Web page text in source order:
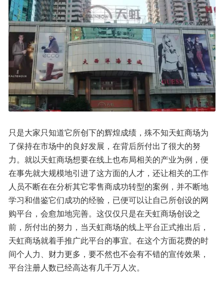
只是大家只知道它所创下的辉煌成绩，殊不知天虹商场为
了保持在市场中的良好发展，在背后所付出了很大的努
力。就以天虹商场想要在线上也布局相关的产业为例，便
在事先就大规模地引进了这方面的人才，还让相关的工作
人员不断在在分析其它零售商成功转型的案例，并不断地
学习和借鉴它们成功的经验，已便可以让自己所创设的网
购平台，会愈加地完善。这仅仅只是在天虹商场创设之
前，所付出的努力，当天虹商场的线上平台正式推出后，
天虹商场就着手推广此平台的事宜。在这个方面花费的时
间个人力、财力更多，要不然也不会有不错的宣传效果，
平台注册人数已经高达有几千万人次。